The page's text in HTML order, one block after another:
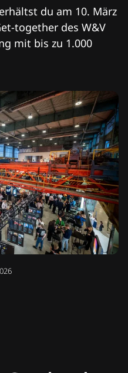
du am 10. März
together des W&V
mit bis zu 1.000